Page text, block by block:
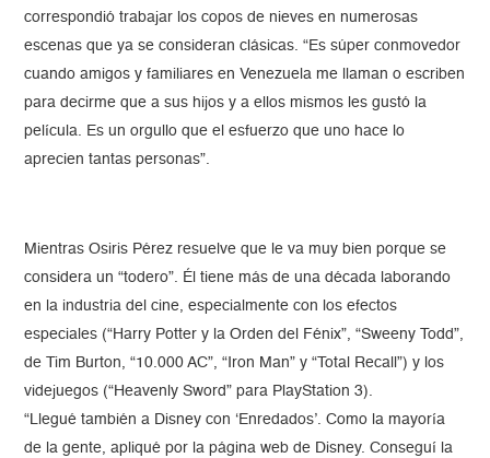
correspondió trabajar los copos de nieves en numerosas
escenas que ya se consideran clásicas. “Es súper conmovedor
cuando amigos y familiares en Venezuela me llaman o escriben
para decirme que a sus hijos y a ellos mismos les gustó la
película. Es un orgullo que el esfuerzo que uno hace lo
aprecien tantas personas”.
Mientras Osiris Pérez resuelve que le va muy bien porque se
considera un “todero”. Él tiene más de una década laborando
en la industria del cine, especialmente con los efectos
especiales (“Harry Potter y la Orden del Fénix”, “Sweeny Todd”,
de Tim Burton, “10.000 AC”, “Iron Man” y “Total Recall”) y los
videjuegos (“Heavenly Sword” para PlayStation 3).
“Llegué también a Disney con ‘Enredados’. Como la mayoría
de la gente, apliqué por la página web de Disney. Conseguí la